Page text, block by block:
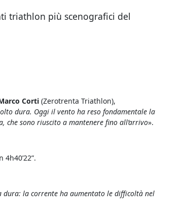
triathlon più scenografici del
Corti(Zerotrenta Triathlon),
dura. Oggi il vento ha reso fondamentale la
che sono riuscito a mantenere fino all’arrivo».
dura: la corrente ha aumentato le difficoltà nel